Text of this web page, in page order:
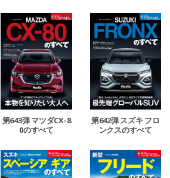
第643弾 マツダCX-8
0のすべて
第642弾 スズキ フロ
ンクスのすべて